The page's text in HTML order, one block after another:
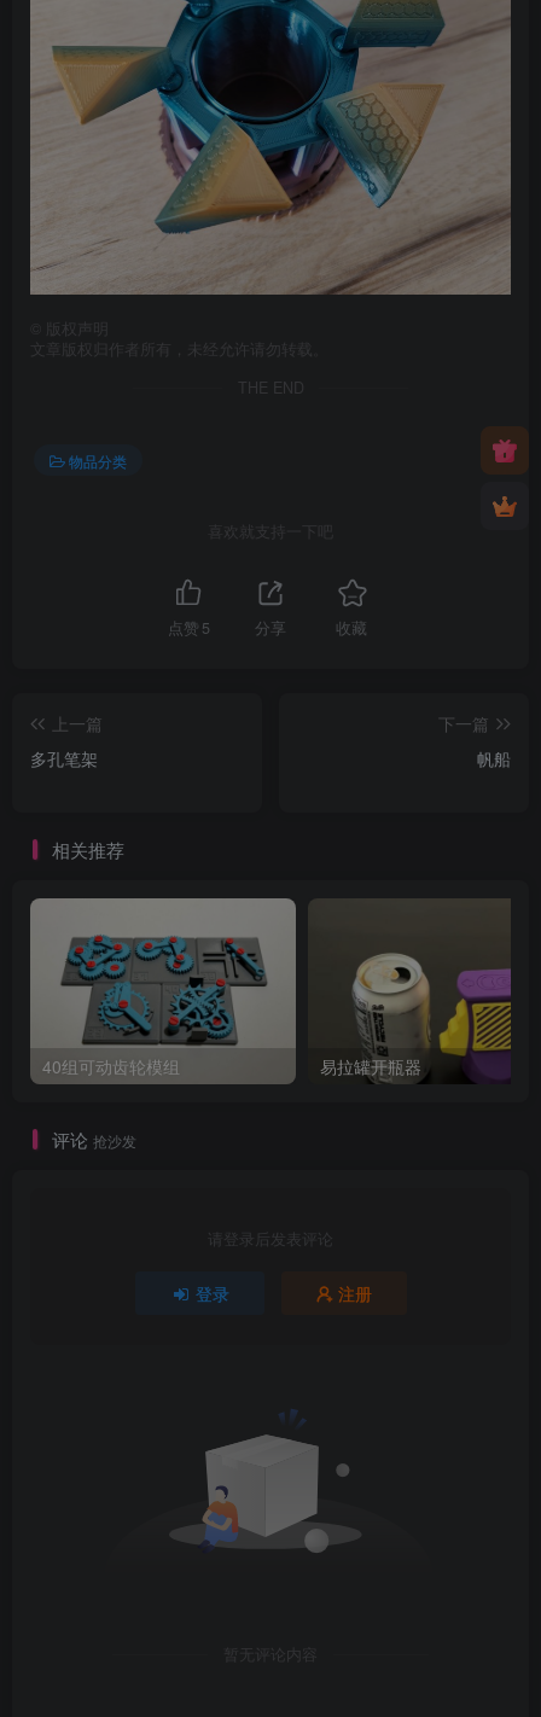
版权声明
文章版权归作者所有，未经允许请勿转载。
THE END
物品分类
喜欢就支持一下吧
点赞 5 分享 收藏
上一篇
多孔笔架
下一篇
帆船
相关推荐
40组可动齿轮模组 易拉罐开瓶器
评论 抢沙发
请登录后发表评论
登录 注册
暂无评论内容